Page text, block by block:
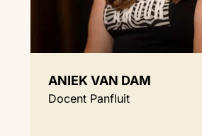
ANIEK VAN DAM
Docent Panfluit